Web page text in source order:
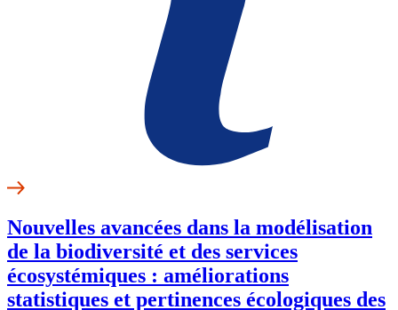
Nouvelles avancées dans la modélisation
de la biodiversité et des services
écosystémiques : améliorations
statistiques et pertinences écologiques des